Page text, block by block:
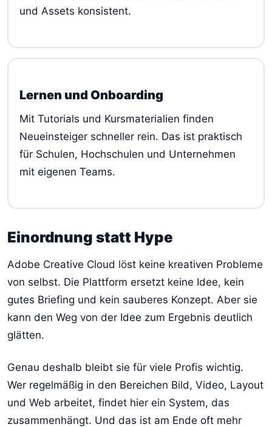
und Assets konsistent.
Lernen und Onboarding
Mit Tutorials und Kursmaterialien finden
Neueinsteiger schneller rein. Das ist praktisch
für Schulen, Hochschulen und Unternehmen
mit eigenen Teams.
Einordnung statt Hype
Adobe Creative Cloud löst keine kreativen Probleme
von selbst. Die Plattform ersetzt keine Idee, kein
gutes Briefing und kein sauberes Konzept. Aber sie
kann den Weg von der Idee zum Ergebnis deutlich
glätten.
Genau deshalb bleibt sie für viele Profis wichtig.
Wer regelmäßig in den Bereichen Bild, Video, Layout
und Web arbeitet, findet hier ein System, das
zusammenhängt. Und das ist am Ende oft mehr